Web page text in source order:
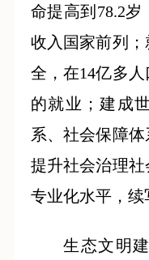
命提高到78.2
收入国家前列
全，在14亿多
的就业；建成
系、社会保障
提升社会治理社
专业化水平，续
生态文明